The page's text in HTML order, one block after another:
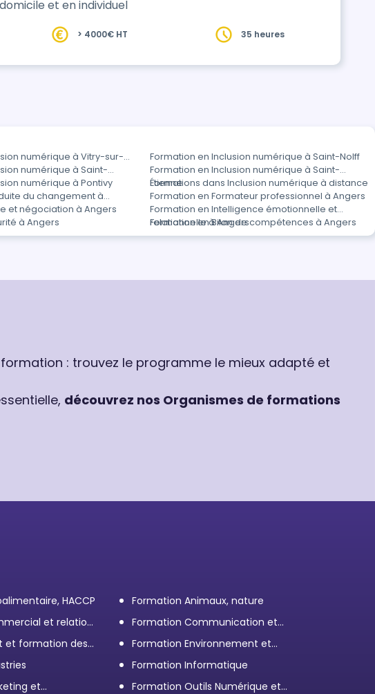
et en individuel
> 4000€ HT 35 heures
numérique à Vitry-sur-
Formation en Inclusion numérique à Saint-Nolff
numérique à Saint-
Formation en Inclusion numérique à Saint-
Étienne
numérique à Pontivy
Formations dans Inclusion numérique à distance
du changement à
Formation en Formateur professionnel à Angers
et négociation à Angers
Formation en Intelligence émotionnelle et
relationnelle à Angers
à Angers Formation en Bilan de compétences à Angers
: trouvez le programme le mieux adapté et
découvrez nos Organismes de formations
HACCP
Formation Animaux, nature
et relation
Formation Communication et
efficacité personnelle et
professionnelle
et formation des
Formation Environnement et
démarche RSE
Formation Informatique
et Formation Outils Numérique et